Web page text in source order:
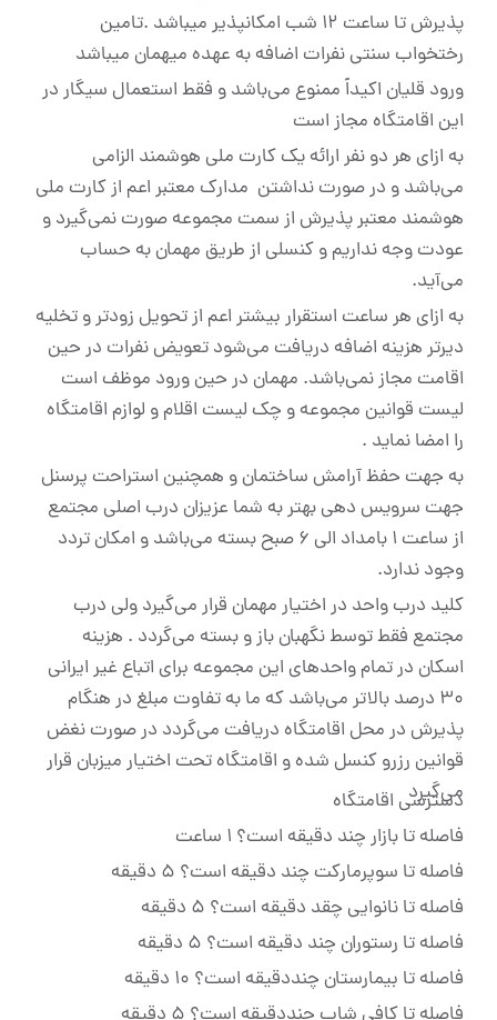
پذیرش تا ساعت ۱۲ شب امکانپذیر میباشد .تامین
رختخواب سنتی نفرات اضافه به عهده میهمان میباشد
ورود قلیان اکیداً ممنوع می‌باشد و فقط استعمال سیگار در
این اقامتگاه مجاز است
به ازای هر دو نفر ارائه یک کارت ملی هوشمند الزامی
می‌باشد و در صورت نداشتن مدارک معتبر اعم از کارت ملی
هوشمند معتبر پذیرش از سمت مجموعه صورت نمی‌گیرد و
عودت وجه نداریم و کنسلی از طریق مهمان به حساب
می‌آید.
به ازای هر ساعت استقرار بیشتر اعم از تحویل زودتر و تخلیه
دیرتر هزینه اضافه دریافت می‌شود تعویض نفرات در حین
اقامت مجاز نمی‌باشد. مهمان در حین ورود موظف است
لیست قوانین مجموعه و چک لیست اقلام و لوازم اقامتگاه
را امضا نماید .
به جهت حفظ آرامش ساختمان و همچنین استراحت پرسنل
جهت سرویس دهی بهتر به شما عزیزان درب اصلی مجتمع
از ساعت ۱ بامداد الی ۶ صبح بسته می‌باشد و امکان تردد
وجود ندارد.
کلید درب واحد در اختیار مهمان قرار می‌گیرد ولی درب
مجتمع فقط توسط نگهبان باز و بسته می‌گردد . هزینه
اسکان در تمام واحدهای این مجموعه برای اتباع غیر ایرانی
۳۰ درصد بالاتر می‌باشد که ما به تفاوت مبلغ در هنگام
پذیرش در محل اقامتگاه دریافت می‌گردد در صورت نغض
قوانین رزرو کنسل شده و اقامتگاه تحت اختیار میزبان قرار
می‌گیرد
دسترسی اقامتگاه
فاصله تا بازار چند دقیقه است؟ 1 ساعت
فاصله تا سوپرمارکت چند دقیقه است؟ 5 دقیقه
فاصله تا نانوایی چقد دقیقه است؟ 5 دقیقه
فاصله تا رستوران چند دقیقه است؟ 5 دقیقه
فاصله تا بیمارستان چنددقیقه است؟ 10 دقیقه